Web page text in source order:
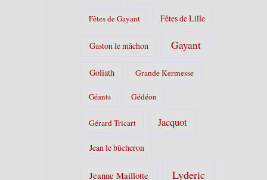
Fêtes de Gayant Fêtes de Lille
Gaston le mâchon Gayant
Goliath Grande Kermesse
Géants Gédéon
Gérard Tricart Jacquot
Jean le bûcheron
Jeanne Maillotte Lyderic